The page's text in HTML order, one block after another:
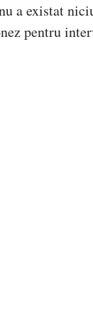
a existat
pentru